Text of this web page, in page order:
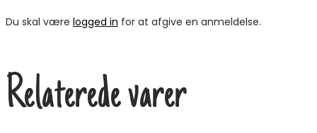
Du skal være logged in for at afgive en anmeldelse.
Relaterede varer